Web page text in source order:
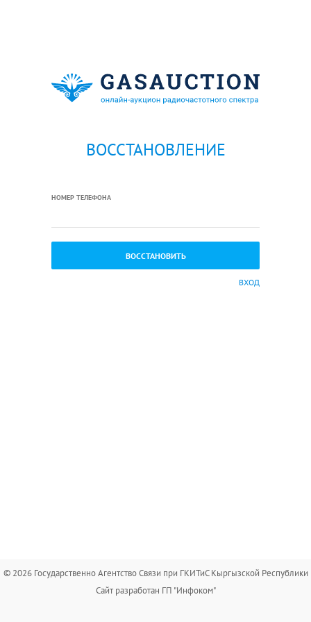
ВОССТАНОВЛЕНИЕ
НОМЕР ТЕЛЕФОНА
ВХОД
© 2026 Государственно Агентство Связи при ГКИТиС Кыргызской Республики
Сайт разработан ГП "Инфоком"